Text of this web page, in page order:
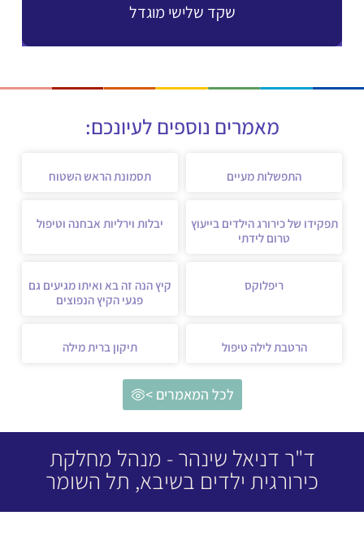
שקד שלישי מוגדל
מאמרים נוספים לעיונכם:
התפשלות מעיים תסמונת הראש השטוח
תפקידו של כירורג הילדים בייעוץ
טרום לידתי
יבלות וירליות אבחנה וטיפול
ריפלוקס
קיץ הנה זה בא ואיתו מגיעים גם
פגעי הקיץ הנפוצים
הרטבת לילה טיפול תיקון ברית מילה
לכל המאמרים >
ד"ר דניאל שינהר - מנהל מחלקת
כירורגית ילדים בשיבא, תל השומר